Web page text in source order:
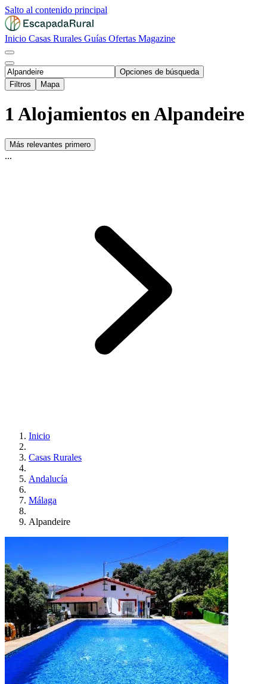
Salto al contenido principal
Inicio Casas Rurales Guías Ofertas Magazine
Opciones de búsqueda
Filtros
Mapa
1 Alojamientos en Alpandeire
Más relevantes primero
...
Inicio
Casas Rurales
Andalucía
Málaga
Alpandeire